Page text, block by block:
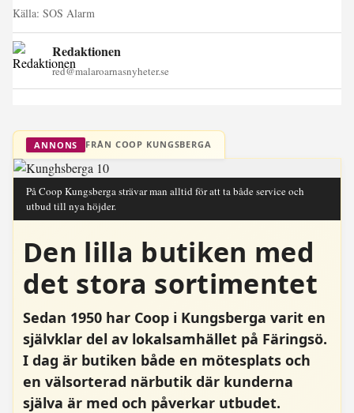
Källa: SOS Alarm
Redaktionen
red@malaroarnasnyheter.se
ANNONS FRÅN COOP KUNGSBERGA
På Coop Kungsberga strävar man alltid för att ta både service och
utbud till nya höjder.
Den lilla butiken med
det stora sortimentet
Sedan 1950 har Coop i Kungsberga varit en
självklar del av lokalsamhället på Färingsö.
I dag är butiken både en mötesplats och
en välsorterad närbutik där kunderna
själva är med och påverkar utbudet.